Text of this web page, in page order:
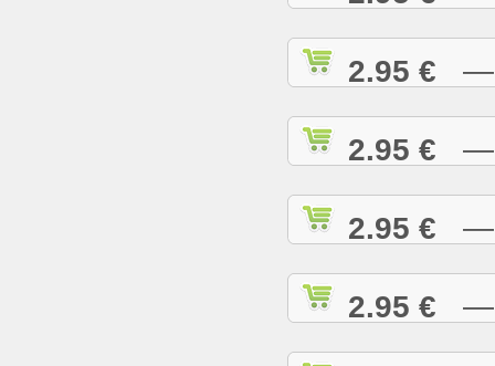
2.95 € —
2.95 € —
2.95 € —
2.95 € —